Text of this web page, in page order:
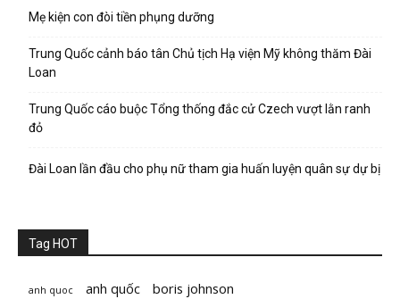
Mẹ kiện con đòi tiền phụng dưỡng
Trung Quốc cảnh báo tân Chủ tịch Hạ viện Mỹ không thăm Đài
Loan
Trung Quốc cáo buộc Tổng thống đắc cử Czech vượt lằn ranh
đỏ
Đài Loan lần đầu cho phụ nữ tham gia huấn luyện quân sự dự bị
Tag HOT
anh quoc anh quốc boris johnson